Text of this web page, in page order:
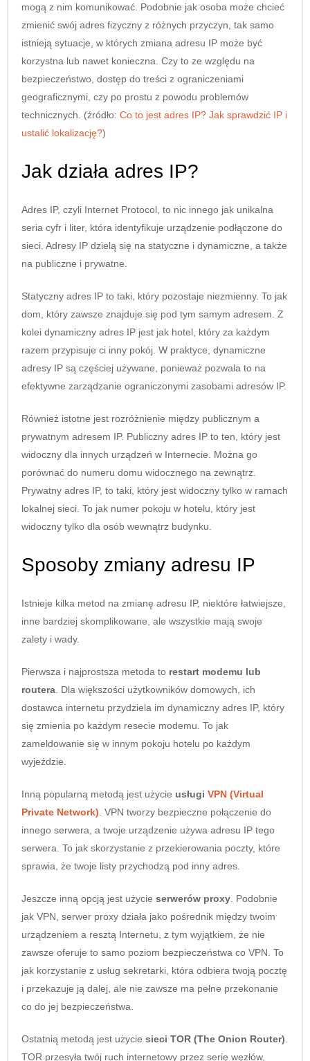
mogą z nim komunikować. Podobnie jak osoba może chcieć
zmienić swój adres fizyczny z różnych przyczyn, tak samo
istnieją sytuacje, w których zmiana adresu IP może być
korzystna lub nawet konieczna. Czy to ze względu na
bezpieczeństwo, dostęp do treści z ograniczeniami
geograficznymi, czy po prostu z powodu problemów
technicznych. (źródło: Co to jest adres IP? Jak sprawdzić IP i
ustalić lokalizację?)
Jak działa adres IP?
Adres IP, czyli Internet Protocol, to nic innego jak unikalna
seria cyfr i liter, która identyfikuje urządzenie podłączone do
sieci. Adresy IP dzielą się na statyczne i dynamiczne, a także
na publiczne i prywatne.
Statyczny adres IP to taki, który pozostaje niezmienny. To jak
dom, który zawsze znajduje się pod tym samym adresem. Z
kolei dynamiczny adres IP jest jak hotel, który za każdym
razem przypisuje ci inny pokój. W praktyce, dynamiczne
adresy IP są częściej używane, ponieważ pozwala to na
efektywne zarządzanie ograniczonymi zasobami adresów IP.
Również istotne jest rozróżnienie między publicznym a
prywatnym adresem IP. Publiczny adres IP to ten, który jest
widoczny dla innych urządzeń w Internecie. Można go
porównać do numeru domu widocznego na zewnątrz.
Prywatny adres IP, to taki, który jest widoczny tylko w ramach
lokalnej sieci. To jak numer pokoju w hotelu, który jest
widoczny tylko dla osób wewnątrz budynku.
Sposoby zmiany adresu IP
Istnieje kilka metod na zmianę adresu IP, niektóre łatwiejsze,
inne bardziej skomplikowane, ale wszystkie mają swoje
zalety i wady.
Pierwsza i najprostsza metoda to restart modemu lub
routera . Dla większości użytkowników domowych, ich
dostawca internetu przydziela im dynamiczny adres IP, który
się zmienia po każdym resecie modemu. To jak
zameldowanie się w innym pokoju hotelu po każdym
wyjeździe.
Inną popularną metodą jest użycie usługi VPN (Virtual
Private Network) . VPN tworzy bezpieczne połączenie do
innego serwera, a twoje urządzenie używa adresu IP tego
serwera. To jak skorzystanie z przekierowania poczty, które
sprawia, że twoje listy przychodzą pod inny adres.
Jeszcze inną opcją jest użycie serwerów proxy . Podobnie
jak VPN, serwer proxy działa jako pośrednik między twoim
urządzeniem a resztą Internetu, z tym wyjątkiem, że nie
zawsze oferuje to samo poziom bezpieczeństwa co VPN. To
jak korzystanie z usług sekretarki, która odbiera twoją pocztę
i przekazuje ją dalej, ale nie zawsze ma pełne przekonanie
co do jej bezpieczeństwa.
Ostatnią metodą jest użycie sieci TOR (The Onion Router)
TOR przesyła twój ruch internetowy przez serię węzłów,